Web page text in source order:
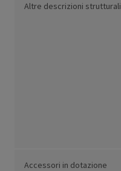
Altre descrizioni strutturali
Accessori in dotazione